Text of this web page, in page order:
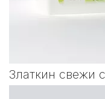
Златкин свежи